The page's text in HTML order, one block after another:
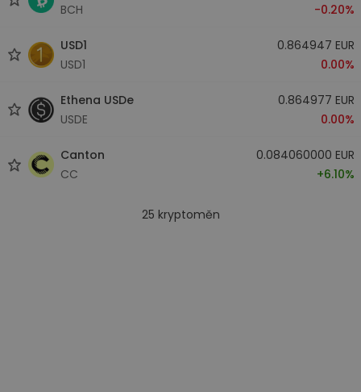
BCH
-0.20%
USD1
USD1
0.864947 EUR
0.00%
Ethena USDe
USDE
0.864977 EUR
0.00%
Canton
CC
0.084060000 EUR
+6.10%
25 kryptoměn